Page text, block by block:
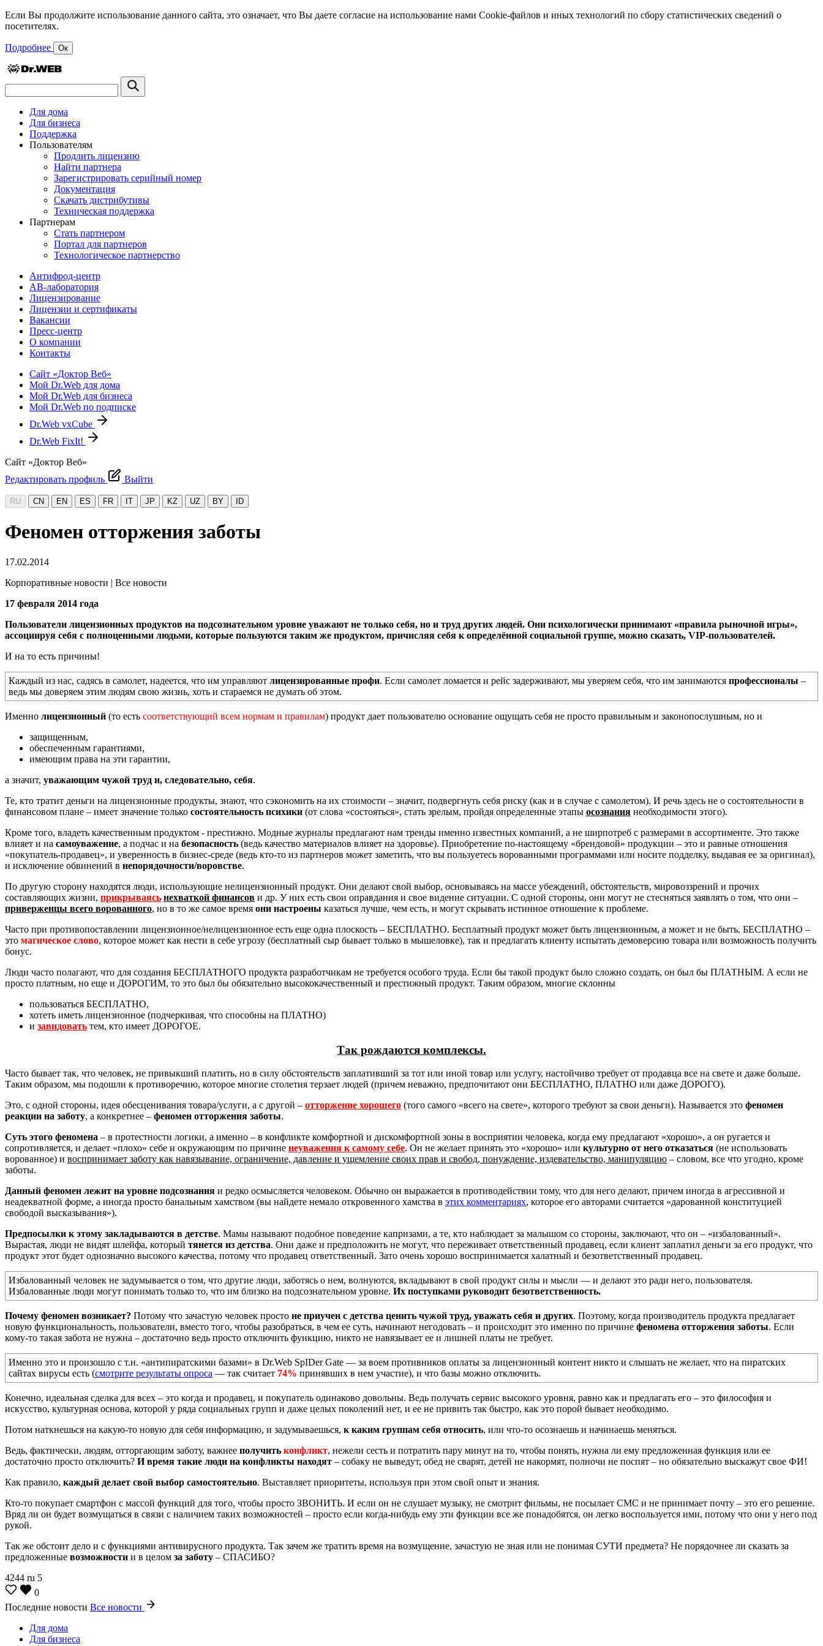
Если Вы продолжите использование данного сайта, это означает, что Вы даете согласие на использование нами Cookie-файлов и иных технологий по сбору статистических сведений о
посетителях.
Подробнее Ок
Для дома
Для бизнеса
Поддержка
Пользователям
Продлить лицензию
Найти партнера
Зарегистрировать серийный номер
Документация
Скачать дистрибутивы
Техническая поддержка
Партнерам
Стать партнером
Портал для партнеров
Технологическое партнерство
Антифрод-центр
АВ-лаборатория
Лицензирование
Лицензии и сертификаты
Вакансии
Пресс-центр
О компании
Контакты
Сайт «Доктор Веб»
Мой Dr.Web для дома
Мой Dr.Web для бизнеса
Мой Dr.Web по подписке
Dr.Web vxCube
Dr.Web FixIt!
Сайт «Доктор Веб»
Редактировать профиль
Выйти
RU CN EN ES FR IT JP KZ UZ BY ID
Феномен отторжения заботы
17.02.2014
Корпоративные новости | Все новости
17 февраля 2014 года
Пользователи лицензионных продуктов на подсознательном уровне уважают не только себя, но и труд других людей. Они психологически принимают «правила рыночной игры»,
ассоциируя себя с полноценными людьми, которые пользуются таким же продуктом, причисляя себя к определённой социальной группе, можно сказать, VIP-пользователей.
И на то есть причины!
Каждый из нас, садясь в самолет, надеется, что им управляют лицензированные профи. Если самолет ломается и рейс задерживают, мы уверяем себя, что им занимаются профессионалы –
ведь мы доверяем этим людям свою жизнь, хоть и стараемся не думать об этом.
Именно лицензионный (то есть соответствующий всем нормам и правилам) продукт дает пользователю основание ощущать себя не просто правильным и законопослушным, но и
защищенным,
обеспеченным гарантиями,
имеющим права на эти гарантии,
а значит, уважающим чужой труд и, следовательно, себя.
Те, кто тратит деньги на лицензионные продукты, знают, что сэкономить на их стоимости – значит, подвергнуть себя риску (как и в случае с самолетом). И речь здесь не о состоятельности в
финансовом плане – имеет значение только состоятельность психики (от слова «состояться», стать зрелым, пройдя определенные этапы осознания необходимости этого).
Кроме того, владеть качественным продуктом - престижно. Модные журналы предлагают нам тренды именно известных компаний, а не ширпотреб с размерами в ассортименте. Это также
влияет и на самоуважение, а подчас и на безопасность (ведь качество материалов влияет на здоровье). Приобретение по-настоящему «брендовой» продукции – это и равные отношения
«покупатель-продавец», и уверенность в бизнес-среде (ведь кто-то из партнеров может заметить, что вы пользуетесь ворованными программами или носите подделку, выдавая ее за оригинал),
и исключение обвинений в непорядочности/воровстве.
По другую сторону находятся люди, использующие нелицензионный продукт. Они делают свой выбор, основываясь на массе убеждений, обстоятельств, мировоззрений и прочих
составляющих жизни, прикрываясь нехваткой финансов и др. У них есть свои оправдания и свое видение ситуации. С одной стороны, они могут не стесняться заявлять о том, что они –
приверженцы всего ворованного, но в то же самое время они настроены казаться лучше, чем есть, и могут скрывать истинное отношение к проблеме.
Часто при противопоставлении лицензионное/нелицензионное есть еще одна плоскость – БЕСПЛАТНО. Бесплатный продукт может быть лицензионным, а может и не быть. БЕСПЛАТНО –
это магическое слово, которое может как нести в себе угрозу (бесплатный сыр бывает только в мышеловке), так и предлагать клиенту испытать демоверсию товара или возможность получить
бонус.
Люди часто полагают, что для создания БЕСПЛАТНОГО продукта разработчикам не требуется особого труда. Если бы такой продукт было сложно создать, он был бы ПЛАТНЫМ. А если не
просто платным, но еще и ДОРОГИМ, то это был бы обязательно высококачественный и престижный продукт. Таким образом, многие склонны
пользоваться БЕСПЛАТНО,
хотеть иметь лицензионное (подчеркивая, что способны на ПЛАТНО)
и завидовать тем, кто имеет ДОРОГОЕ.
Так рождаются комплексы.
Часто бывает так, что человек, не привыкший платить, но в силу обстоятельств заплативший за тот или иной товар или услугу, настойчиво требует от продавца все на свете и даже больше.
Таким образом, мы подошли к противоречию, которое многие столетия терзает людей (причем неважно, предпочитают они БЕСПЛАТНО, ПЛАТНО или даже ДОРОГО).
Это, с одной стороны, идея обесценивания товара/услуги, а с другой – отторжение хорошего (того самого «всего на свете», которого требуют за свои деньги). Называется это феномен
реакции на заботу, а конкретнее – феномен отторжения заботы.
Суть этого феномена – в протестности логики, а именно – в конфликте комфортной и дискомфортной зоны в восприятии человека, когда ему предлагают «хорошо», а он ругается и
сопротивляется, и делает «плохо» себе и окружающим по причине неуважения к самому себе. Он не желает принять это «хорошо» или культурно от него отказаться (не использовать
ворованное) и воспринимает заботу как навязывание, ограничение, давление и ущемление своих прав и свобод, понуждение, издевательство, манипуляцию – словом, все что угодно, кроме
заботы.
Данный феномен лежит на уровне подсознания и редко осмысляется человеком. Обычно он выражается в противодействии тому, что для него делают, причем иногда в агрессивной и
неадекватной форме, а иногда просто банальным хамством (вы найдете немало откровенного хамства в этих комментариях, которое его авторами считается «дарованной конституцией
свободой высказывания»).
Предпосылки к этому закладываются в детстве. Мамы называют подобное поведение капризами, а те, кто наблюдает за малышом со стороны, заключают, что он – «избалованный».
Вырастая, люди не видят шлейфа, который тянется из детства. Они даже и предположить не могут, что переживает ответственный продавец, если клиент заплатил деньги за его продукт, что
продукт этот будет однозначно высокого качества, потому что продавец ответственный. Зато очень хорошо воспринимается халатный и безответственный продавец.
Избалованный человек не задумывается о том, что другие люди, заботясь о нем, волнуются, вкладывают в свой продукт силы и мысли — и делают это ради него, пользователя.
Избалованные люди могут понимать только то, что им близко на подсознательном уровне. Их поступками руководит безответственность.
Почему феномен возникает? Потому что зачастую человек просто не приучен с детства ценить чужой труд, уважать себя и других. Поэтому, когда производитель продукта предлагает
новую функциональность, пользователи, вместо того, чтобы разобраться, в чем ее суть, начинают негодовать – и происходит это именно по причине феномена отторжения заботы. Если
кому-то такая забота не нужна – достаточно ведь просто отключить функцию, никто не навязывает ее и лишней платы не требует.
Именно это и произошло с т.н. «антипиратскими базами» в Dr.Web SpIDer Gate — за воем противников оплаты за лицензионный контент никто и слышать не желает, что на пиратских
сайтах вирусы есть (смотрите результаты опроса — так считает 74% принявших в нем участие), и что базы можно отключить.
Конечно, идеальная сделка для всех – это когда и продавец, и покупатель одинаково довольны. Ведь получать сервис высокого уровня, равно как и предлагать его – это философия и
искусство, культурная основа, которой у ряда социальных групп и даже целых поколений нет, и ее не привить так быстро, как это порой бывает необходимо.
Потом наткнешься на какую-то новую для себя информацию, и задумываешься, к каким группам себя относить, или что-то осознаешь и начинаешь меняться.
Ведь, фактически, людям, отторгающим заботу, важнее получить конфликт, нежели сесть и потратить пару минут на то, чтобы понять, нужна ли ему предложенная функция или ее
достаточно просто отключить? И время такие люди на конфликты находят – собаку не выведут, обед не сварят, детей не накормят, полночи не поспят – но обязательно выскажут свое ФИ!
Как правило, каждый делает свой выбор самостоятельно. Выставляет приоритеты, используя при этом свой опыт и знания.
Кто-то покупает смартфон с массой функций для того, чтобы просто ЗВОНИТЬ. И если он не слушает музыку, не смотрит фильмы, не посылает СМС и не принимает почту – это его решение.
Вряд ли он будет возмущаться в связи с наличием таких возможностей – просто если когда-нибудь ему эти функции все же понадобятся, он легко воспользуется ими, потому что они у него под
рукой.
Так же обстоит дело и с функциями антивирусного продукта. Так зачем же тратить время на возмущение, зачастую не зная или не понимая СУТИ предмета? Не порядочнее ли сказать за
предложенные возможности и в целом за заботу – СПАСИБО?
4244 ru 5
0
Последние новости Все новости
Для дома
Для бизнеса